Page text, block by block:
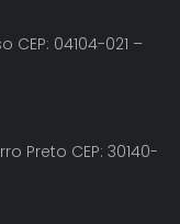
CEP: 04104-021 –
Preto CEP: 30140-